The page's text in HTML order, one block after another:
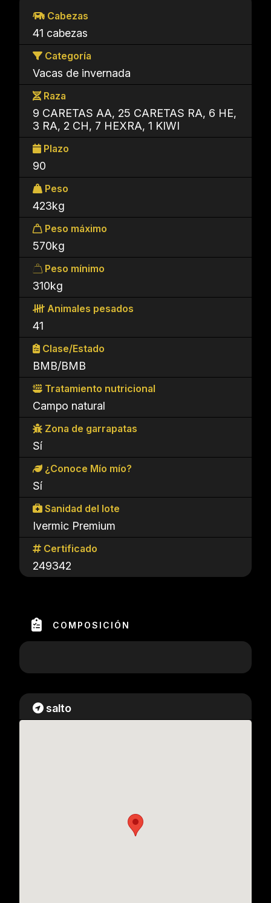
Cabezas
41 cabezas
Categoría
Vacas de invernada
Raza
9 CARETAS AA, 25 CARETAS RA, 6 HE,
3 RA, 2 CH, 7 HEXRA, 1 KIWI
Plazo
90
Peso
423kg
Peso máximo
570kg
Peso mínimo
310kg
Animales pesados
41
Clase/Estado
BMB/BMB
Tratamiento nutricional
Campo natural
Zona de garrapatas
Sí
¿Conoce Mío mío?
Sí
Sanidad del lote
Ivermic Premium
Certificado
249342
COMPOSICIÓN
salto